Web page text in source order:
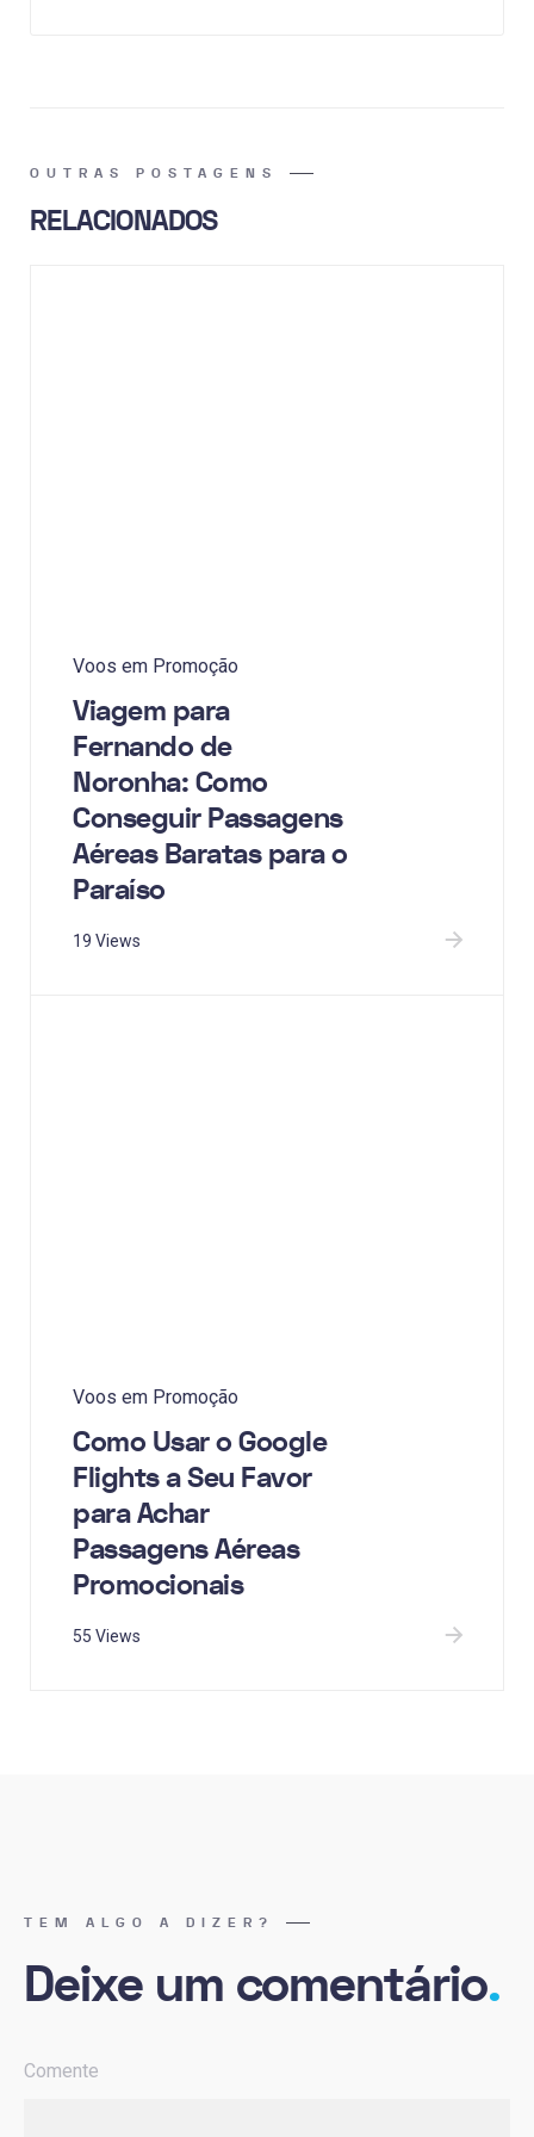
OUTRAS POSTAGENS
RELACIONADOS
Voos em Promoção
Viagem para
Fernando de
Noronha: Como
Conseguir Passagens
Aéreas Baratas para o
Paraíso
19 Views
Voos em Promoção
Como Usar o Google
Flights a Seu Favor
para Achar
Passagens Aéreas
Promocionais
55 Views
TEM ALGO A DIZER?
Deixe um comentário.
Comente